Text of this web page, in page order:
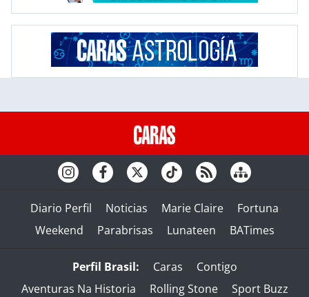
Diario Perfil Noticias Marie Claire
Fortuna
Weekend
Parabrisas Lunateen BATimes
Perfil Brasil: Caras
Contigo
Aventuras Na Historia
Rolling Stone Sport Buzz